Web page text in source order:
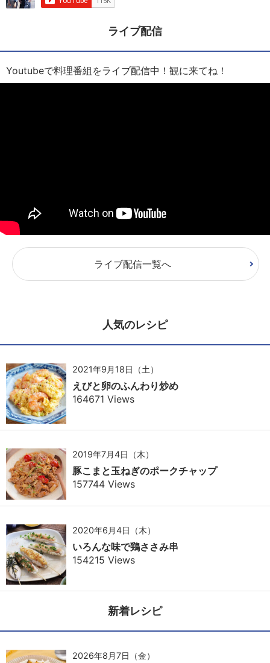
ライブ配信
Youtubeで料理番組をライブ配信中！観に来てね！
ライブ配信一覧へ
人気のレシピ
2021年9月18日（土）
えびと卵のふんわり炒め
164671 Views
2019年7月4日（木）
豚こまと玉ねぎのポークチャップ
157744 Views
2020年6月4日（木）
いろんな味で鶏ささみ串
154215 Views
新着レシピ
2026年8月7日（金）